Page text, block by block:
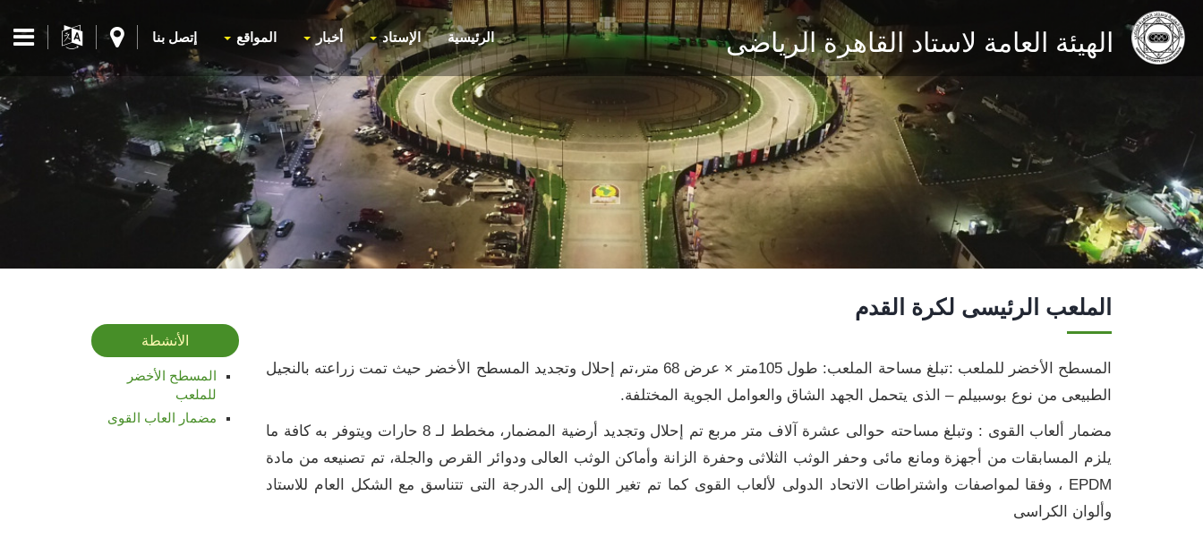
الهيئة العامة لاستاد القاهرة الرياضى الرئيسية الإستاد أخبار المواقع إتصل بنا
الملعب الرئيسى لكرة القدم
المسطح الأخضر للملعب :تبلغ مساحة الملعب: طول 105متر × عرض 68 متر،تم إحلال وتجديد المسطح الأخضر حيث تمت زراعته بالنجيل
الطبيعى من نوع بوسبيلم – الذى يتحمل الجهد الشاق والعوامل الجوية المختلفة.
مضمار ألعاب القوى : وتبلغ مساحته حوالى عشرة آلاف متر مربع تم إحلال وتجديد أرضية المضمار، مخطط لـ 8 حارات ويتوفر به كافة ما
يلزم المسابقات من أجهزة ومانع مائى وحفر الوثب الثلاثى وحفرة الزانة وأماكن الوثب العالى ودوائر القرص والجلة، تم تصنيعه من مادة
EPDM ، وفقا لمواصفات واشتراطات الاتحاد الدولى لألعاب القوى كما تم تغير اللون إلى الدرجة التى تتناسق مع الشكل العام للاستاد
وألوان الكراسى
الأنشطة
المسطح الأخضر
للملعب
مضمار العاب القوى